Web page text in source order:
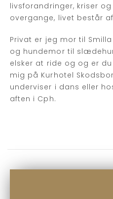
livsforandringer, kriser
overgange, livet består
Privat er jeg mor til
og hundemor til
elsker at ride og og er
mig på Kurhotel
underviser i dans eller
aften i Cph.